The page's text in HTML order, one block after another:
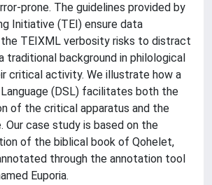
prone. The guidelines provided by
Initiative (TEI) ensure data
TEIXML verbosity risks to distract
traditional background in philological
critical activity. We illustrate how a
(DSL) facilitates both the
of the critical apparatus and the
Our case study is based on the
of the biblical book of Qohelet,
through the annotation tool
Euporia.